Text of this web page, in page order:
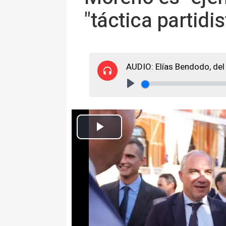
"táctica
AUDIO: Elías Bendodo,
Elías Bendodo con el expresidente del Gobierno de España
Europa Press Andalucía
Actualizado: domingo, 5 julio 2026 15:34
SEVILLA 5 Jul. (EUROPA
El vicesecretario de Política